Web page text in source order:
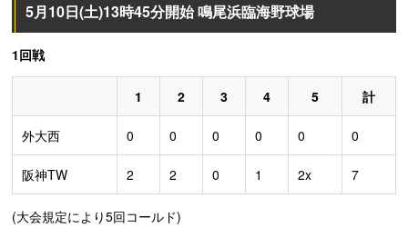
5月10日(土)13時45分開始 鳴尾浜臨海野球場
1回戦
1 2 3 4 5 計
外大西 0 0 0 0 0 0
阪神TW 2 2 0 1 2x 7
(大会規定により5回コールド)